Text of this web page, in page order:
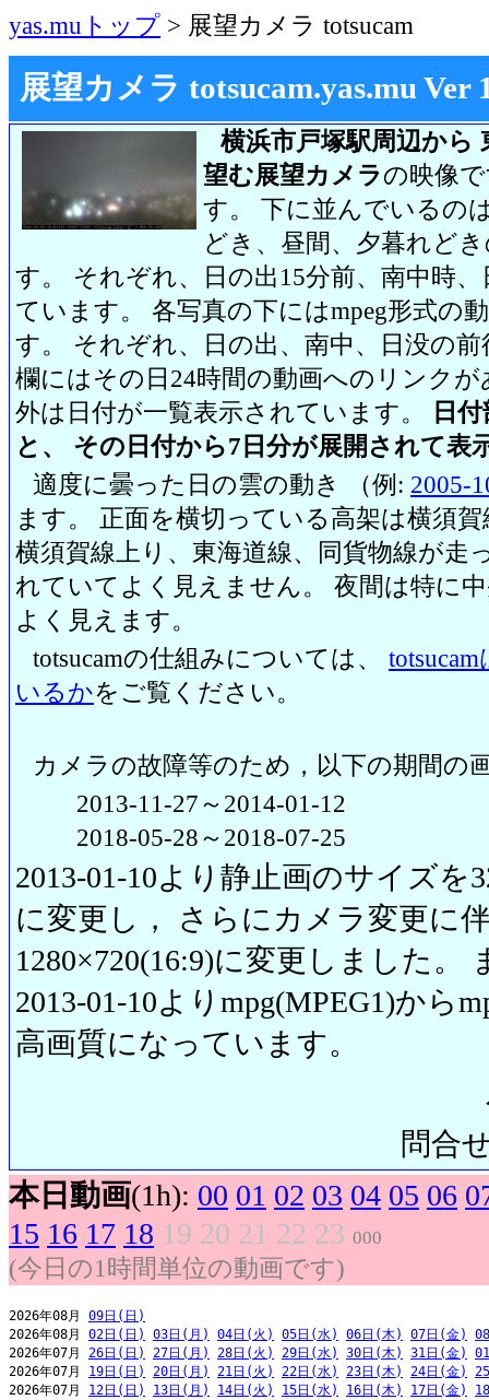
yas.muトップ > 展望カメラ totsucam
展望カメラ totsucam.yas.mu Ver
横浜市戸塚駅周辺から
望む展望カメラの映像
す。 下に並んでいるの
どき、昼間、夕暮れど
す。 それぞれ、日の出15分前、南中時
ています。 各写真の下にはmpeg形式の
す。 それぞれ、日の出、南中、日没の
欄にはその日24時間の動画へのリンク
外は日付が一覧表示されています。
日
と、 その日付から7日分が展開されて表
適度に曇った日の雲の動き （例: 2005-
ます。 正面を横切っている高架は横須
横須賀線上り、東海道線、同貨物線が走
れていてよく見えません。 夜間は特に
よく見えます。
totsucamの仕組みについては、
いるかをご覧ください。
カメラの故障等のため，以下の期間の
2013-11-27～2014-01-12
2018-05-28～2018-07-25
2013-01-10より静止画のサイズを
に変更し， さらにカメラ変更に
1280×720(16:9)に変更しました。
2013-01-10よりmpg(MPEG1)から
高画質になっています。
問合
本日動画(1h): 00 01 02 03 04 05 06
15 16 17 18 19 20 21 22 23 000
(今日の1時間単位の動画です)
2026年08月 09日(日)
2026年08月 02日(日) 03日(月) 04日(火) 05日(水) 06日(木) 07日(金)
2026年07月 26日(日) 27日(月) 28日(火) 29日(水) 30日(木) 31日(金)
2026年07月 19日(日) 20日(月) 21日(火) 22日(水) 23日(木) 24日(金)
2026年07月 12日(日) 13日(月) 14日(火) 15日(水) 16日(木) 17日(金)